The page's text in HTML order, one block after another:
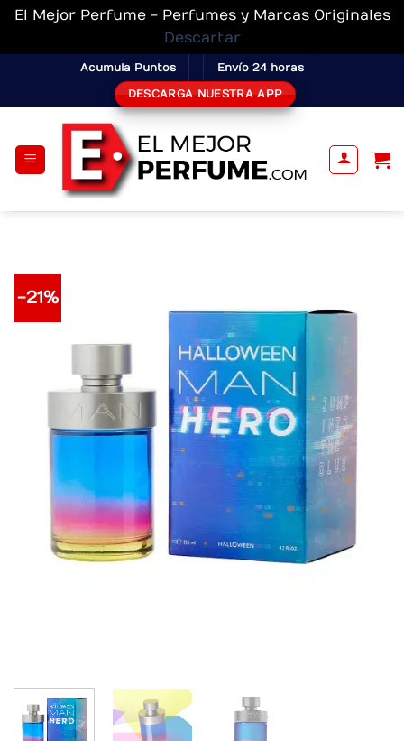
El Mejor Perfume - Perfumes y Marcas Originales
Descartar
content
Acumula Puntos Envío 24 horas
DESCARGA NUESTRA APP
-21%